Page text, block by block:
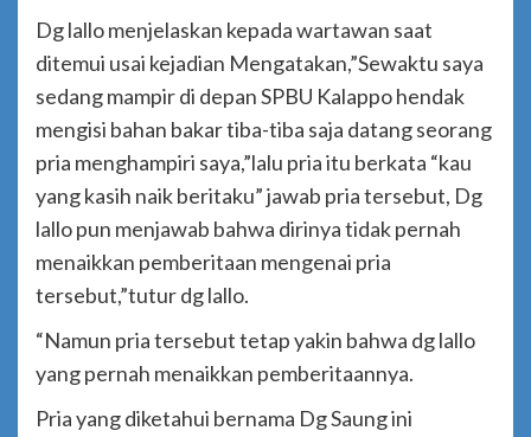
Dg lallo menjelaskan kepada wartawan saat
ditemui usai kejadian Mengatakan,”Sewaktu saya
sedang mampir di depan SPBU Kalappo hendak
mengisi bahan bakar tiba-tiba saja datang seorang
pria menghampiri saya,”lalu pria itu berkata “kau
yang kasih naik beritaku” jawab pria tersebut, Dg
lallo pun menjawab bahwa dirinya tidak pernah
menaikkan pemberitaan mengenai pria
tersebut,”tutur dg lallo.
“Namun pria tersebut tetap yakin bahwa dg lallo
yang pernah menaikkan pemberitaannya.
Pria yang diketahui bernama Dg Saung ini